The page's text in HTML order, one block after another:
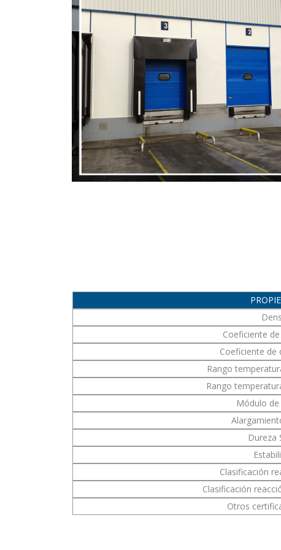
Coeficiente
Coeficiente de
Rango
Rango
Módulo
Dureza
Clasificación
Clasificación
Otros